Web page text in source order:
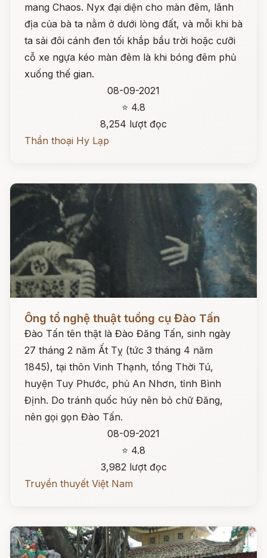
mang Chaos. Nyx đại diện cho màn đêm, lãnh
địa của bà ta nằm ở dưới lòng đất, và mỗi khi bà
ta sải đôi cánh đen tối khắp bầu trời hoặc cưỡi
cỗ xe ngựa kéo màn đêm là khi bóng đêm phủ
xuống thế gian.
08-09-2021
⭐ 4.8
8,254 lượt đọc
Thần thoại Hy Lạp
Đọc ngay
Ông tổ nghệ thuật tuồng cụ Đào Tấn
Đào Tấn tên thật là Đào Đăng Tấn, sinh ngày
27 tháng 2 năm Ất Tỵ (tức 3 tháng 4 năm
1845), tại thôn Vinh Thạnh, tổng Thời Tú,
huyện Tuy Phước, phủ An Nhơn, tỉnh Bình
Định. Do tránh quốc húy nên bỏ chữ Đăng,
nên gọi gọn Đào Tấn.
08-09-2021
⭐ 4.8
3,982 lượt đọc
Truyền thuyết Việt Nam